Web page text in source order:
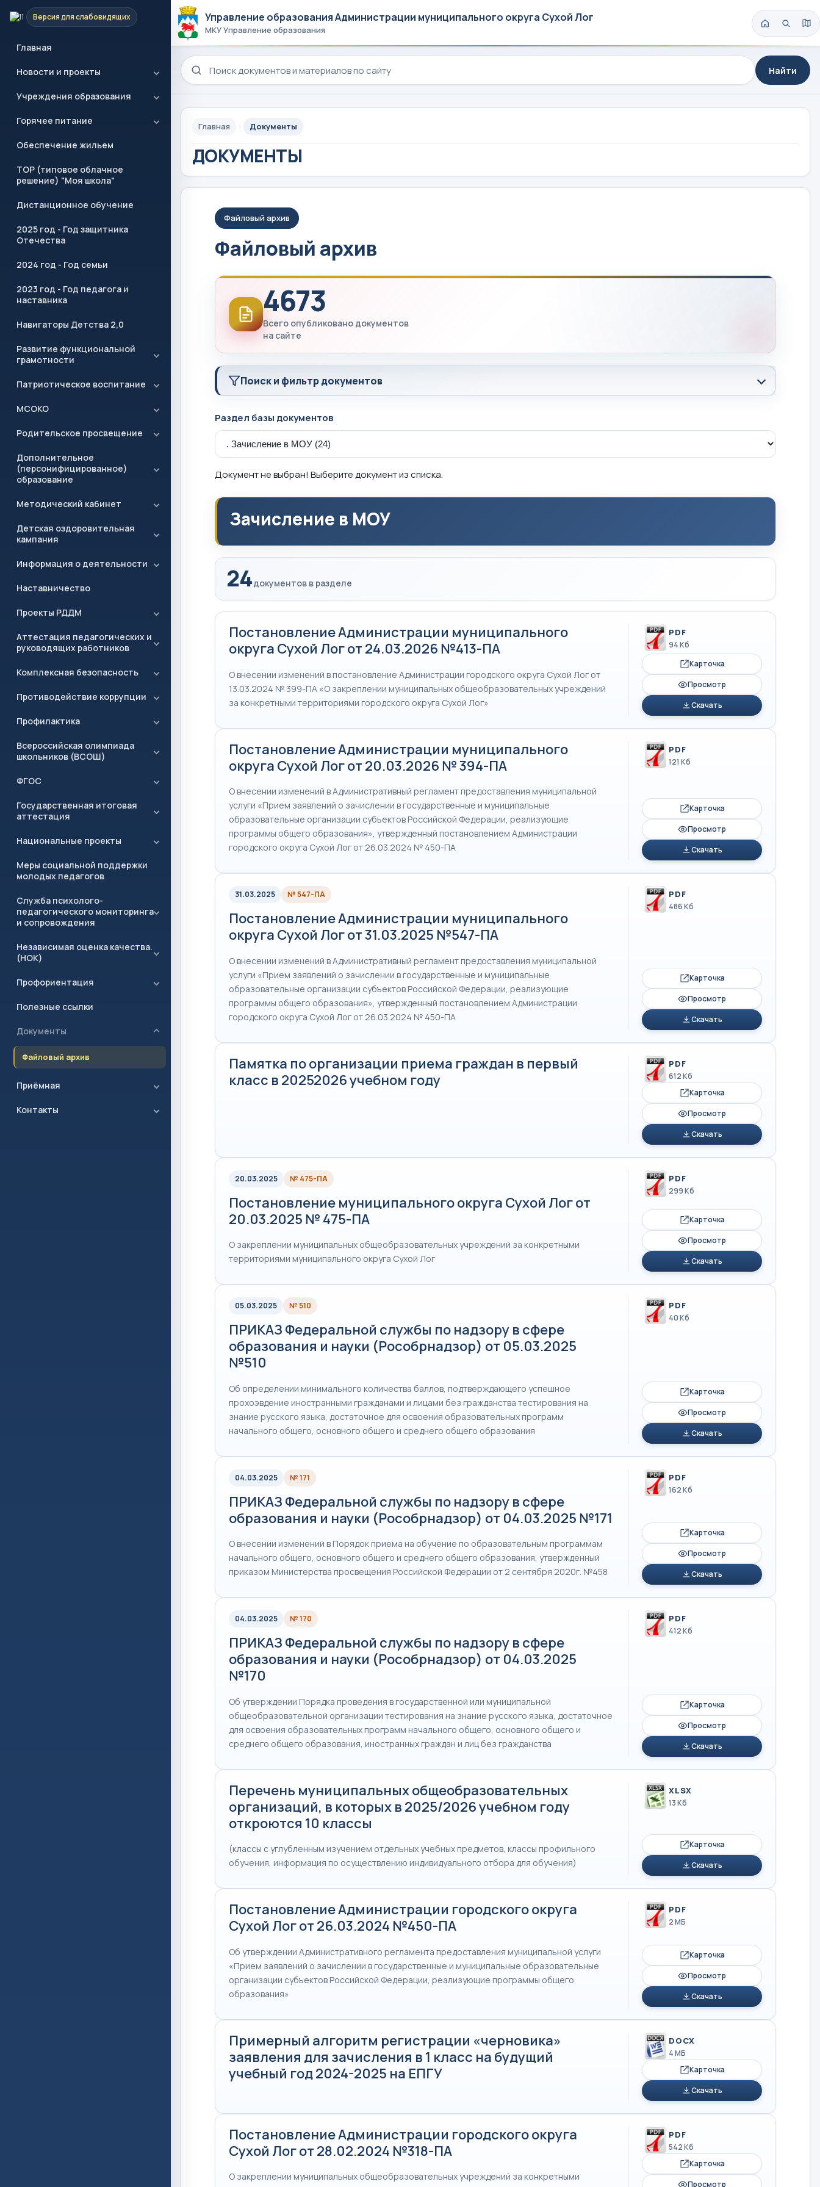
Версия для слабовидящих
Главная
Новости и проекты
Учреждения образования
Горячее питание
Обеспечение жильем
ТОР (типовое облачное
решение) "Моя школа"
Дистанционное обучение
2025 год - Год защитника
Отечества
2024 год - Год семьи
2023 год - Год педагога и
наставника
Навигаторы Детства 2,0
Развитие функциональной
грамотности
Патриотическое воспитание
МСОКО
Родительское просвещение
Дополнительное
(персонифицированное)
образование
Методический кабинет
Детская оздоровительная
кампания
Информация о деятельности
Наставничество
Проекты РДДМ
Аттестация педагогических и
руководящих работников
Комплексная безопасность
Противодействие коррупции
Профилактика
Всероссийская олимпиада
школьников (ВСОШ)
ФГОС
Государственная итоговая
аттестация
Национальные проекты
Меры социальной поддержки
молодых педагогов
Служба психолого-
педагогического мониторинга
и сопровождения
Независимая оценка качества.
(НОК)
Профориентация
Полезные ссылки
Документы
Файловый архив
Приёмная
Контакты
Управление образования Администрации муниципального округа Сухой Лог
МКУ Управление образования
Поиск по сайту
Найти
Главная Документы
ДОКУМЕНТЫ
Файловый архив
Файловый архив
4673
Всего опубликовано документов
на сайте
Поиск и фильтр документов
Раздел базы документов
Документ не выбран! Выберите документ из списка.
Зачисление в МОУ
24документов в разделе
Постановление Администрации муниципального
округа Сухой Лог от 24.03.2026 №413-ПА
О внесении изменений в постановление Администрации городского округа Сухой Лог от
13.03.2024 № 399-ПА «О закреплении муниципальных общеобразовательных учреждений
за конкретными территориями городского округа Сухой Лог»
PDF
94 Кб
Карточка
Просмотр
Скачать
Постановление Администрации муниципального
округа Сухой Лог от 20.03.2026 № 394-ПА
О внесении изменений в Административный регламент предоставления муниципальной
услуги «Прием заявлений о зачислении в государственные и муниципальные
образовательные организации субъектов Российской Федерации, реализующие
программы общего образования», утвержденный постановлением Администрации
городского округа Сухой Лог от 26.03.2024 № 450-ПА
PDF
121 Кб
Карточка
Просмотр
Скачать
31.03.2025 № 547-ПА
Постановление Администрации муниципального
округа Сухой Лог от 31.03.2025 №547-ПА
О внесении изменений в Административный регламент предоставления муниципальной
услуги «Прием заявлений о зачислении в государственные и муниципальные
образовательные организации субъектов Российской Федерации, реализующие
программы общего образования», утвержденный постановлением Администрации
городского округа Сухой Лог от 26.03.2024 № 450-ПА
PDF
486 Кб
Карточка
Просмотр
Скачать
Памятка по организации приема граждан в первый
класс в 20252026 учебном году
PDF
612 Кб
Карточка
Просмотр
Скачать
20.03.2025 № 475-ПА
Постановление муниципального округа Сухой Лог от
20.03.2025 № 475-ПА
О закреплении муниципальных общеобразовательных учреждений за конкретными
территориями муниципального округа Сухой Лог
PDF
299 Кб
Карточка
Просмотр
Скачать
05.03.2025 № 510
ПРИКАЗ Федеральной службы по надзору в сфере
образования и науки (Рособрнадзор) от 05.03.2025
№510
Об определении минимального количества баллов, подтверждающего успешное
прохоэвдение иностранными гражданами и лицами без гражданства тестирования на
знание русского языка, достаточное для освоения образовательных программ
начального общего, основного общего и среднего общего образования
PDF
40 Кб
Карточка
Просмотр
Скачать
04.03.2025 № 171
ПРИКАЗ Федеральной службы по надзору в сфере
образования и науки (Рособрнадзор) от 04.03.2025 №171
О внесении изменений в Порядок приема на обучение по образовательным программам
начального общего, основного общего и среднего общего образования, утвержденный
приказом Министерства просвещения Российской Федерации от 2 сентября 2020г. №458
PDF
162 Кб
Карточка
Просмотр
Скачать
04.03.2025 № 170
ПРИКАЗ Федеральной службы по надзору в сфере
образования и науки (Рособрнадзор) от 04.03.2025
№170
Об утверждении Порядка проведения в государственной или муниципальной
общеобразовательной организации тестирования на знание русского языка, достаточное
для освоения образовательных программ начального общего, основного общего и
среднего общего образования, иностранных граждан и лиц без гражданства
PDF
412 Кб
Карточка
Просмотр
Скачать
Перечень муниципальных общеобразовательных
организаций, в которых в 2025/2026 учебном году
откроются 10 классы
(классы с углубленным изучением отдельных учебных предметов, классы профильного
обучения, информация по осуществлению индивидуального отбора для обучения)
XLSX
13 Кб
Карточка
Скачать
Постановление Администрации городского округа
Сухой Лог от 26.03.2024 №450-ПА
Об утверждении Административного регламента предоставления муниципальной услуги
«Прием заявлений о зачислении в государственные и муниципальные образовательные
организации субъектов Российской Федерации, реализующие программы общего
образования»
PDF
2 МБ
Карточка
Просмотр
Скачать
Примерный алгоритм регистрации «черновика»
заявления для зачисления в 1 класс на будущий
учебный год 2024-2025 на ЕПГУ
DOCX
4 МБ
Карточка
Скачать
Постановление Администрации городского округа
Сухой Лог от 28.02.2024 №318-ПА
О закреплении муниципальных общеобразовательных учреждений за конкретными
PDF
542 Кб
Карточка
Просмотр